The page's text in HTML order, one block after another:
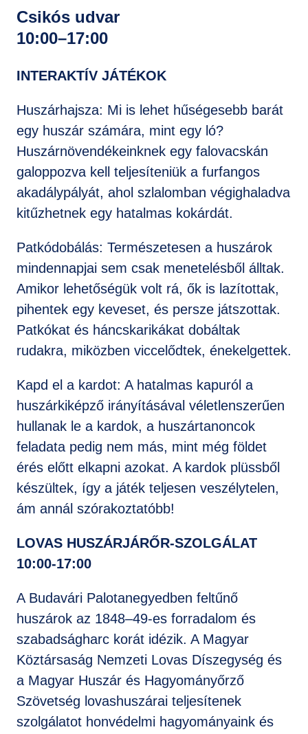
Csikós udvar
10:00–17:00
INTERAKTÍV JÁTÉKOK
Huszárhajsza: Mi is lehet hűségesebb barát
egy huszár számára, mint egy ló?
Huszárnövendékeinknek egy falovacskán
galoppozva kell teljesíteniük a furfangos
akadálypályát, ahol szlalomban végighaladva
kitűzhetnek egy hatalmas kokárdát.
Patkódobálás: Természetesen a huszárok
mindennapjai sem csak menetelésből álltak.
Amikor lehetőségük volt rá, ők is lazítottak,
pihentek egy keveset, és persze játszottak.
Patkókat és háncskarikákat dobáltak
rudakra, miközben viccelődtek, énekelgettek.
Kapd el a kardot: A hatalmas kapuról a
huszárkiképző irányításával véletlenszerűen
hullanak le a kardok, a huszártanoncok
feladata pedig nem más, mint még földet
érés előtt elkapni azokat. A kardok plüssből
készültek, így a játék teljesen veszélytelen,
ám annál szórakoztatóbb!
LOVAS HUSZÁRJÁRŐR-SZOLGÁLAT
10:00-17:00
A Budavári Palotanegyedben feltűnő
huszárok az 1848–49-es forradalom és
szabadságharc korát idézik. A Magyar
Köztársaság Nemzeti Lovas Díszegység és
a Magyar Huszár és Hagyományőrző
Szövetség lovashuszárai teljesítenek
szolgálatot honvédelmi hagyományaink és